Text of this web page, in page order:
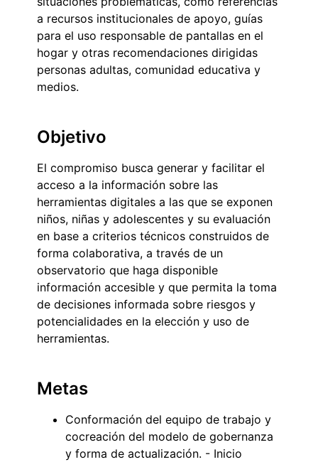
a recursos institucionales de apoyo, guías
para el uso responsable de pantallas en el
hogar y otras recomendaciones dirigidas
personas adultas, comunidad educativa y
medios.
Objetivo
El compromiso busca generar y facilitar el
acceso a la información sobre las
herramientas digitales a las que se exponen
niños, niñas y adolescentes y su evaluación
en base a criterios técnicos construidos de
forma colaborativa, a través de un
observatorio que haga disponible
información accesible y que permita la toma
de decisiones informada sobre riesgos y
potencialidades en la elección y uso de
herramientas.
Metas
Conformación del equipo de trabajo y
cocreación del modelo de gobernanza
y forma de actualización. - Inicio